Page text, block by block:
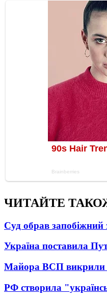
ЧИТАЙТЕ
Суд обрав запобіжний
Україна поставила
Майора ВСП викрили
РФ створила